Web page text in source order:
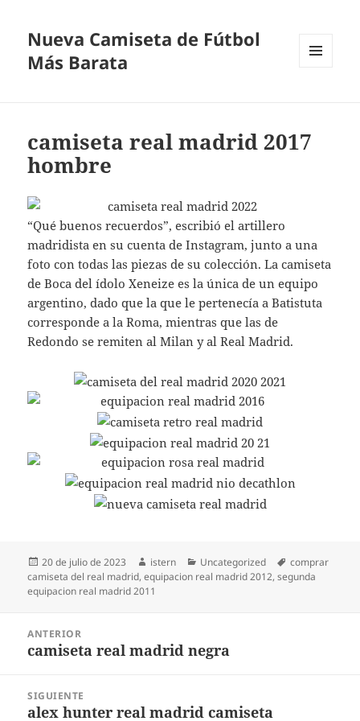
Nueva Camiseta de Fútbol
Más Barata
camiseta real madrid 2017
hombre
“Qué buenos recuerdos”, escribió el artillero
madridista en su cuenta de Instagram, junto a una
foto con todas las piezas de su colección. La camiseta
de Boca del ídolo Xeneize es la única de un equipo
argentino, dado que la que le pertenecía a Batistuta
corresponde a la Roma, mientras que las de
Redondo se remiten al Milan y al Real Madrid.
Publicado
el
20 de julio de 2023 Autor
istern Categorías
Uncategorized Etiquetas
comprar
camiseta del real madrid,equipacion real madrid 2012,segunda
equipacion real madrid 2011
entradas
ANTERIOR
Entrada
camiseta real madrid negra
SIGUIENTE
Entrada
alex hunter real madrid camiseta